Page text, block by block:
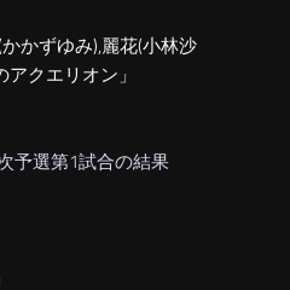
かずゆみ),麗花(小林沙
アクエリオン」
予選第1試合の結果